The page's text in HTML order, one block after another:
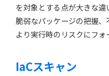
を対象とする点が大きな違
脆弱なパッケージの把握、
より実行時のリスクにフォ
IaCスキャン